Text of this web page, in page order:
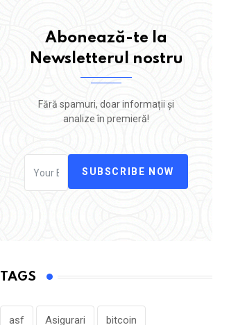
Abonează-te la
Newsletterul nostru
Fără spamuri, doar informații și
analize în premieră!
SUBSCRIBE NOW
TAGS
asf Asigurari bitcoin